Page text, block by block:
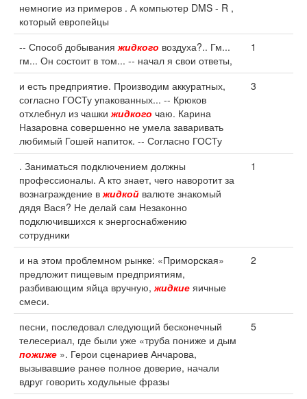
немногие из примеров . А компьютер DMS - R ,
который европейцы
-- Способ добыванияжидкого воздуха?.. Гм...
гм... Он состоит в том... -- начал я свои ответы,
1
и есть предприятие. Производим аккуратных,
согласно ГОСТу упакованных... -- Крюков
отхлебнул из чашкижидкого чаю. Карина
Назаровна совершенно не умела заваривать
любимый Гошей напиток. -- Согласно ГОСТу
3
. Заниматься подключением должны
профессионалы. А кто знает, чего наворотит за
вознаграждение вжидкой валюте знакомый
дядя Вася? Не делай сам Незаконно
подключившихся к энергоснабжению
сотрудники
1
и на этом проблемном рынке: «Приморская»
предложит пищевым предприятиям,
разбивающим яйца вручную,жидкие яичные
смеси.
2
песни, последовал следующий бесконечный
телесериал, где были уже «труба пониже и дым
пожиже ». Герои сценариев Анчарова,
вызывавшие ранее полное доверие, начали
вдруг говорить ходульные фразы
5